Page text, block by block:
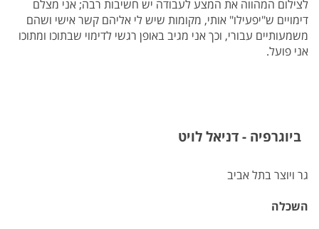
לצילום המהווה את המצע לעבודה יש חשיבות רבה; אני מצלם
דימויים ש"יפעילו" אותי, מקומות שיש לי אליהם קשר אישי ושהם
משמעותיים עבורי, וכך אני מגיב באופן רגשי לדימוי שבתוכו ומתוכו
אני פועל.
ביוגרפיה - דניאל לויט
גר ויוצר בתל אביב
השכלה